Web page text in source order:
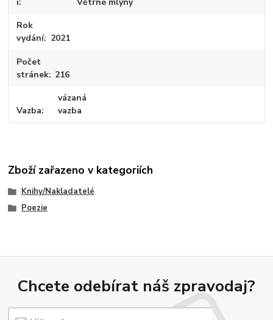
Rok
vydání
2021
Počet
stránek 216
Vazba
vázaná
vazba
Zboží zařazeno v kategoriích
Knihy/Nakladatelé
Poezie
Chcete odebírat náš zpravodaj?